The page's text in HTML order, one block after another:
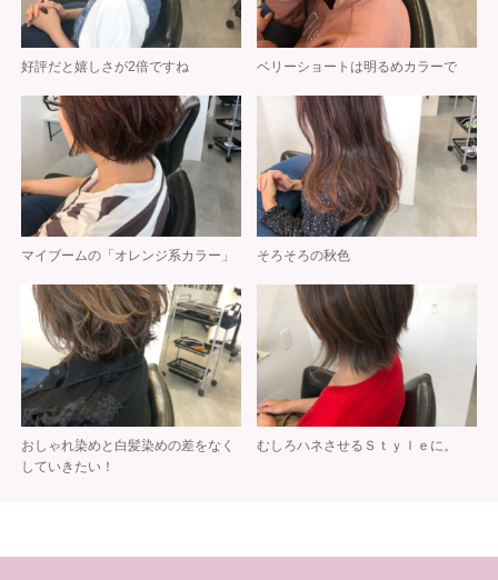
好評だと嬉しさが2倍ですね ベリーショートは明るめカラーで
マイブームの「オレンジ系カラー」 そろそろの秋色
おしゃれ染めと白髪染めの差をなく
していきたい！
むしろハネさせるＳｔｙｌｅに。